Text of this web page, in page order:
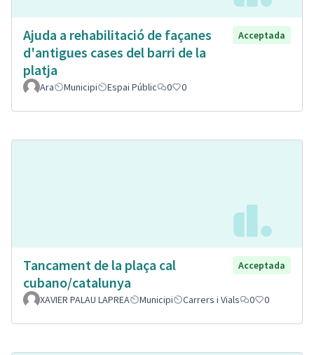
Ajuda a rehabilitació de façanes
d'antigues cases del barri de la
platja
Acceptada
Ara Municipi Espai Públic 0 0
Tancament de la plaça cal
cubano/catalunya
Acceptada
XAVIER PALAU LAPREA Municipi Carrers i Vials 0 0